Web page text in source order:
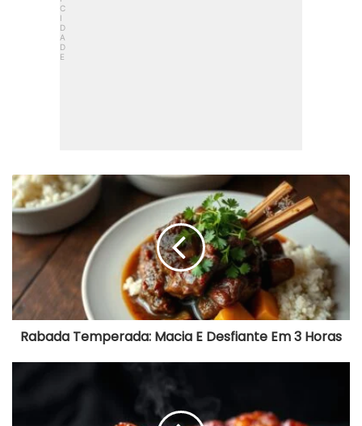
Rabada
Temperada:
Macia
E
Desfiante
Em
3
Horas
Rabada Temperada: Macia E Desfiante Em 3 Horas
Bacon